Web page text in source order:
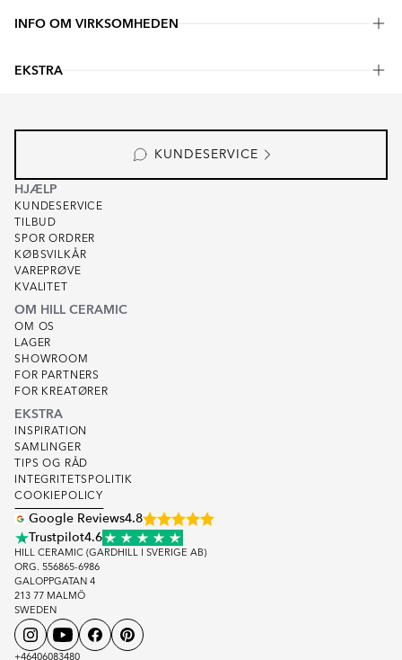
LEVERING
INFO OM VIRKSOMHEDEN
FOR KREATØRER
EKSTRA
KUNDESERVICE
HJÆLP
KUNDESERVICE
TILBUD
SPOR ORDRER
KØBSVILKÅR
VAREPRØVE
KVALITET
OM HILL CERAMIC
OM OS
LAGER
SHOWROOM
FOR PARTNERS
FOR KREATØRER
EKSTRA
INSPIRATION
SAMLINGER
TIPS OG RÅD
INTEGRITETSPOLITIK
COOKIEPOLICY
Google Reviews4.8
Trustpilot4.6
HILL CERAMIC (GARDHILL I SVERIGE AB)
ORG. 556865-6986
GALOPPGATAN 4
213 77 MALMÖ
SWEDEN